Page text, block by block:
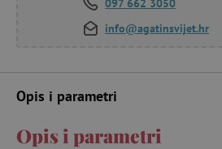
info@agatinsvijet.hr
Opis i parametri
Opis i parametri